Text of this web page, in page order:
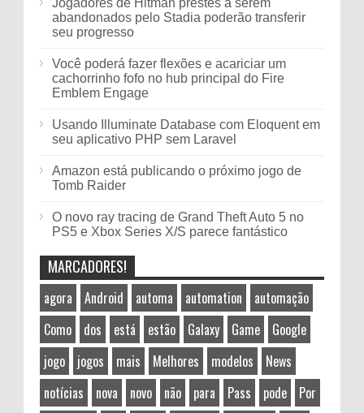
abandonados pelo Stadia poderão transferir
seu progresso
Você poderá fazer flexões e acariciar um
cachorrinho fofo no hub principal do Fire
Emblem Engage
Usando Illuminate Database com Eloquent em
seu aplicativo PHP sem Laravel
Amazon está publicando o próximo jogo de
Tomb Raider
O novo ray tracing de Grand Theft Auto 5 no
PS5 e Xbox Series X/S parece fantástico
MARCADORES!
agora Android automa automation
automação
Como
dos está estão Galaxy Game
Google
jogo
jogos mais Melhores modelos
News
notícias
nova novo não para Pass pode
Por